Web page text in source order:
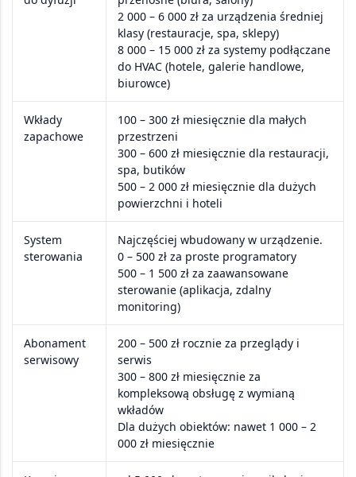
2 000 – 6 000 zł za urządzenia średniej
klasy (restauracje, spa, sklepy)
8 000 – 15 000 zł za systemy podłączane
do HVAC (hotele, galerie handlowe,
biurowce)
Wkłady
zapachowe
100 – 300 zł miesięcznie dla małych
przestrzeni
300 – 600 zł miesięcznie dla restauracji,
spa, butików
500 – 2 000 zł miesięcznie dla dużych
powierzchni i hoteli
System
sterowania
Najczęściej wbudowany w urządzenie.
0 – 500 zł za proste programatory
500 – 1 500 zł za zaawansowane
sterowanie (aplikacja, zdalny
monitoring)
Abonament
serwisowy
200 – 500 zł rocznie za przeglądy i
serwis
300 – 800 zł miesięcznie za
kompleksową obsługę z wymianą
wkładów
Dla dużych obiektów: nawet 1 000 – 2
000 zł miesięcznie